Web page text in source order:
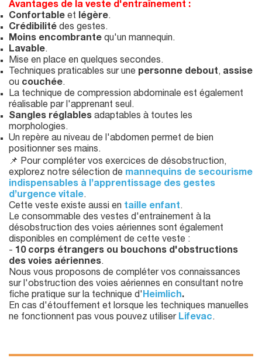
Avantages de la veste d'entraînement :
Confortable et légère.
Crédibilité des gestes.
Moins encombrante qu'un mannequin.
Lavable.
Mise en place en quelques secondes.
Techniques praticables sur une personne debout, assise
ou couchée.
La technique de compression abdominale est également
réalisable par l'apprenant seul.
Sangles réglables adaptables à toutes les
morphologies.
Un repère au niveau de l'abdomen permet de bien
positionner ses mains.
📌 Pour compléter vos exercices de désobstruction,
explorez notre sélection de mannequins de secourisme
indispensables à l’apprentissage des gestes
d’urgence vitale.
Cette veste existe aussi en taille enfant.
Le consommable des vestes d'entrainement à la
désobstruction des voies aériennes sont également
disponibles en complément de cette veste :
- 10 corps étrangers ou bouchons d'obstructions
des voies aériennes.
Nous vous proposons de compléter vos connaissances
sur l'obstruction des voies aériennes en consultant notre
fiche pratique sur la technique d'Heimlich.
En cas d'étouffement et lorsque les techniques manuelles
ne fonctionnent pas vous pouvez utiliser Lifevac.